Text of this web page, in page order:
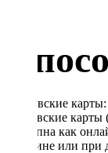
Банковские
банковские
доступна как
магазине или при